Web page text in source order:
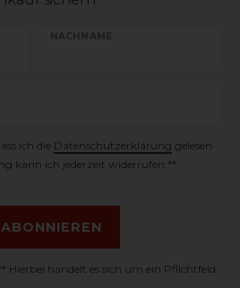
NACHNAME
ich die Daten­schutz­erklärung gelesen
kann ich jederzeit widerrufen.**
ABONNIEREN
** Hierbei handelt es sich um ein Pflichtfeld.